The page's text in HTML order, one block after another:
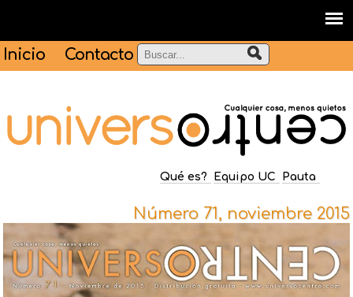
Inicio Contacto
Qué es? Equipo UC Pauta
Número 71, noviembre 2015